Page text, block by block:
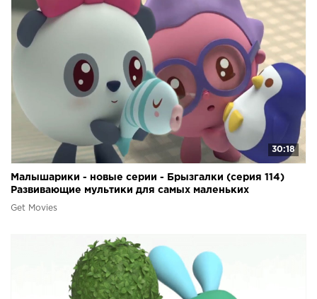
30:18
Малышарики - новые серии - Брызгалки (серия 114)
Развивающие мультики для самых маленьких
Get Movies